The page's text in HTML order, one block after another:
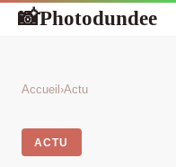
📸Photodundee
Accueil ›Actu
ACTU